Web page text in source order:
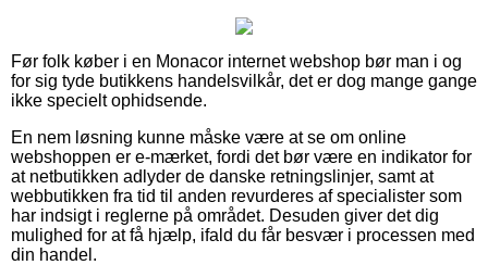
Før folk køber i en Monacor internet webshop bør man i og
for sig tyde butikkens handelsvilkår, det er dog mange gange
ikke specielt ophidsende.
En nem løsning kunne måske være at se om online
webshoppen er e-mærket, fordi det bør være en indikator for
at netbutikken adlyder de danske retningslinjer, samt at
webbutikken fra tid til anden revurderes af specialister som
har indsigt i reglerne på området. Desuden giver det dig
mulighed for at få hjælp, ifald du får besvær i processen med
din handel.